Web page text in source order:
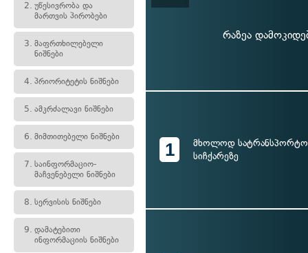
2. უწესივრობა და
მართვის პირობები
3. მაფრთხილებელი
ნიშნები
4. პრიორიტეტის ნიშნები
5. ამკრძალავი ნიშნები
6. მიმთითებელი ნიშნები
7. საინფორმაციო-
მაჩვენებელი ნიშნები
8. სერვისის ნიშნები
9. დამატებითი
ინფორმაციის ნიშნები
რაზეა
1
მხოლოდ სატრანსპორტო
სიჩქარეზე